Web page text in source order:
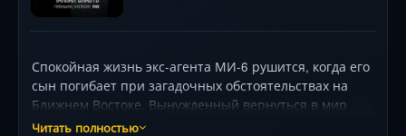
Спокойная жизнь экс-агента МИ-6 рушится, когда его
сын погибает при загадочных обстоятельствах на
Ближнем Востоке. Вынужденный вернуться в мир
теневых операций, герой обнаруживает сеть лжи,
Читать полностью